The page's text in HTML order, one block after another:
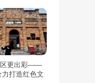
区更出彩——
打造红色文